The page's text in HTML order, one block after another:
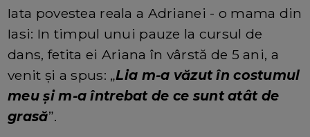
Iata povestea reala a Adrianei - o mama din
Iasi: In timpul unui pauze la cursul de
dans, fetita ei Ariana în vârstă de 5 ani, a
venit și a spus: „Lia m-a văzut în costumul
meu și m-a întrebat de ce sunt atât de
grasă”.